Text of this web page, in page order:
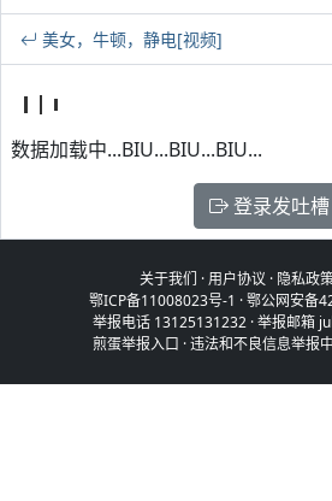
美女，牛顿，静电[视频]
数据加载中...BIU...BIU...BIU...
登录发吐槽
关于我们 ·用户协议 · 隐私政
鄂ICP备11008023号-1 ·鄂公网安备
举报电话 13125131232 · 举报邮箱
煎蛋举报入口 ·违法和不良信息举报